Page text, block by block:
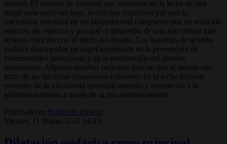
infantil. El número de especies que coexisten en la leche de una
mujer sana suele ser bajo, hecho que explicaría por qué la
microbiota intestinal de los lactantes está compuesta por un reducido
espectro de especies y por qué el desarrollo de una microbiota más
diversa coin­cide con el inicio del destete. Las bacterias de la leche
podrían desempeñar un papel importante en la prevención de
enfermedades infecciosas y en la maduración del sistema
inmunitario. Algunos estudios recientes indican que al menos una
parte de las bacterias comensales existentes en la leche podrían
proceder de la microbiota intestinal materna y accederían a la
glándula mamaria a través de la ruta enteromamaria.
Publicado en
Nutrición infantil
Viernes, 11 Marzo 2011 14:23